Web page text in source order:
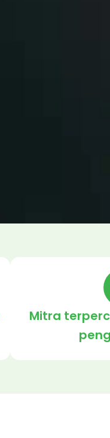
Mitra